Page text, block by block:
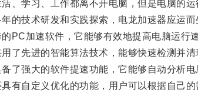
学习、工作都离不开电脑，但是电脑的运
技术研发和实践探索，电龙加速器应运而
加速软件，它能够有效地提高电脑运行速
先进的智能算法技术，能够快速检测并清
强大的软件提速功能，它能够自动分析电
自定义优化的功能，用户可以根据自己的